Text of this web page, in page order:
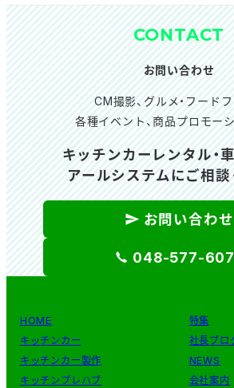
CONTACT
お問い合わせ
CM撮影、グルメ・フードフ
各種イベント、商品プロモー
キッチンカーレンタル・
アールシステムにご相
お問い合わせ
048-577-
HOME
キッチンカー
キッチンカー製作
キッチンプレハブ
特集
社長ブロ
NEWS
会社案内